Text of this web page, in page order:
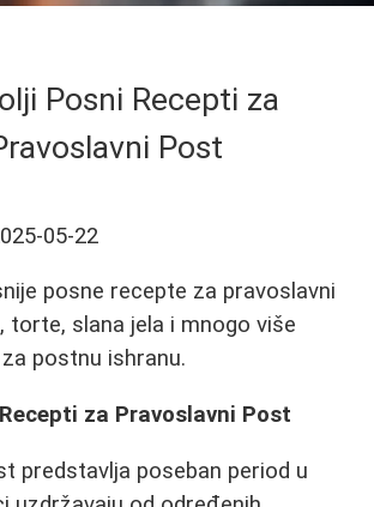
Posni Recepti za
Post
05-22
posne recepte za pravoslavni
torte, slana jela i mnogo više
postnu ishranu.
za Pravoslavni Post
predstavlja poseban period u